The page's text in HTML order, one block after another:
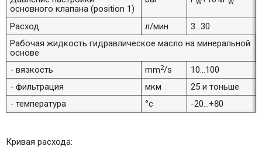
основного клапана (position 1)
W W
Расход л/мин
3...30
Рабочая жидкость гидравлическое масло на минеральной
основе
- вязкость
mm2/s
10...100
- фильтрация
мкм
25 и тоньше
- температура
°c -20...+80
Кривая расхода: